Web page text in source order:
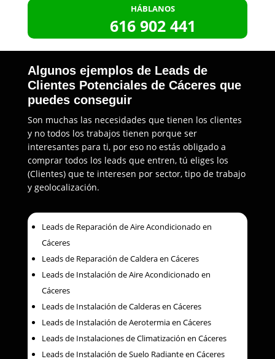
HÁBLANOS
616 902 441
Algunos ejemplos de Leads de
Clientes Potenciales de Cáceres que
puedes conseguir
Son muchas las necesidades que tienen los clientes
y no todos los trabajos tienen porque ser
interesantes para ti, por eso no estás obligado a
comprar todos los leads que entren, tú eliges los
(Clientes) que te interesen por sector, tipo de trabajo
y geolocalización.
Leads de Reparación de Aire Acondicionado en
Cáceres
Leads de Reparación de Caldera en Cáceres
Leads de Instalación de Aire Acondicionado en
Cáceres
Leads de Instalación de Calderas en Cáceres
Leads de Instalación de Aerotermia en Cáceres
Leads de Instalaciones de Climatización en Cáceres
Leads de Instalación de Suelo Radiante en Cáceres